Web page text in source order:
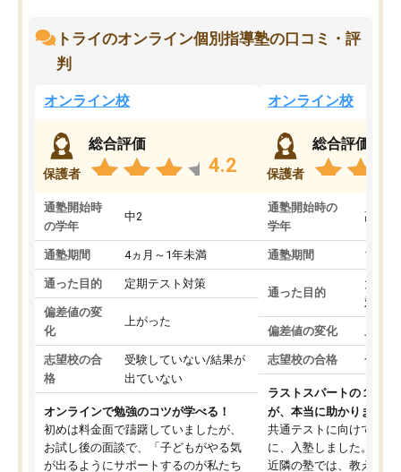
トライのオンライン個別指導塾の口コミ・評
判
オンライン校
保護者
総合評価
4.2
通塾開始時
の学年
中2
通塾期間 4ヵ月～1年未満
通った目的 定期テスト対策
偏差値の変
化
上がった
志望校の合
格
受験していない/結果が
出ていない
オンラインで勉強のコツが学べる！
初めは料金面で躊躇していましたが、
お試し後の面談で、「子どもがやる気
が出るようにサポートするのが私たち
オンライン校
保護者
総合評価
通塾開始時の
学年
高3
通塾期間 1～3
通った目的
大学
対策
偏差値の変化
志望校の合格 合格
ラストスパートの１か月
が、本当に助かりました
共通テストに向けての追
に、入塾しました。田舎
近隣の塾では、教えても